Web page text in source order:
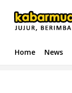
Home News